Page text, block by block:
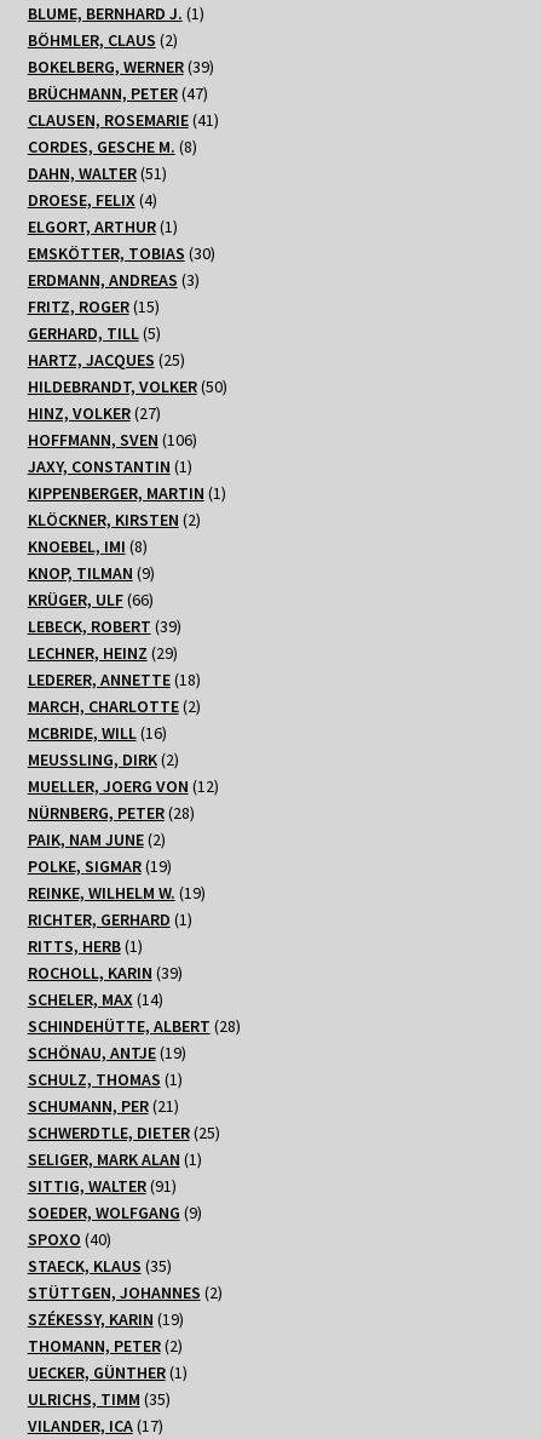
Produkte
BLUME, BERNHARD J. 11
BÖHMLER, CLAUS 22
Produkte
BOKELBERG, WERNER 3939
BRÜCHMANN, PETER 4747
Produkte
CLAUSEN, ROSEMARIE 4141
CORDES, GESCHE M. 88
DAHN, WALTER 5151
DROESE, FELIX 44
Produkte
ELGORT, ARTHUR 11
Produkt
EMSKÖTTER, TOBIAS 3030
ERDMANN, ANDREAS 33
FRITZ, ROGER 1515
Produkte
GERHARD, TILL 55
Produkte
HARTZ, JACQUES 2525
Produkte
HILDEBRANDT, VOLKER 5050
HINZ, VOLKER 2727
Produkte
HOFFMANN, SVEN 106106
Produkte
JAXY, CONSTANTIN 11
Produkt
KIPPENBERGER, MARTIN 11
KLÖCKNER, KIRSTEN 22
KNOEBEL, IMI 88
Produkte
KNOP, TILMAN 99
Produkte
KRÜGER, ULF 6666
Produkte
LEBECK, ROBERT 3939
Produkte
LECHNER, HEINZ 2929
Produkte
LEDERER, ANNETTE 1818
Produkte
MARCH, CHARLOTTE 22
MCBRIDE, WILL 1616
Produkte
MEUSSLING, DIRK 22
Produkte
MUELLER, JOERG VON 1212
NÜRNBERG, PETER 2828
PAIK, NAM JUNE 22
Produkte
POLKE, SIGMAR 1919
Produkte
REINKE, WILHELM W. 1919
RICHTER, GERHARD 11
RITTS, HERB 11
Produkt
ROCHOLL, KARIN 3939
SCHELER, MAX 1414
Produkte
SCHINDEHÜTTE, ALBERT 2828
SCHÖNAU, ANTJE 1919
Produkte
SCHULZ, THOMAS 11
Produkt
SCHUMANN, PER 2121
Produkte
SCHWERDTLE, DIETER 2525
SELIGER, MARK ALAN 11
SITTIG, WALTER 9191
Produkte
SOEDER, WOLFGANG 99
SPOXO 4040
Produkte
STAECK, KLAUS 3535
Produkte
STÜTTGEN, JOHANNES 22
SZÉKESSY, KARIN 1919
Produkte
THOMANN, PETER 22
Produkte
UECKER, GÜNTHER 11
ULRICHS, TIMM 3535
VILANDER, ICA 1717